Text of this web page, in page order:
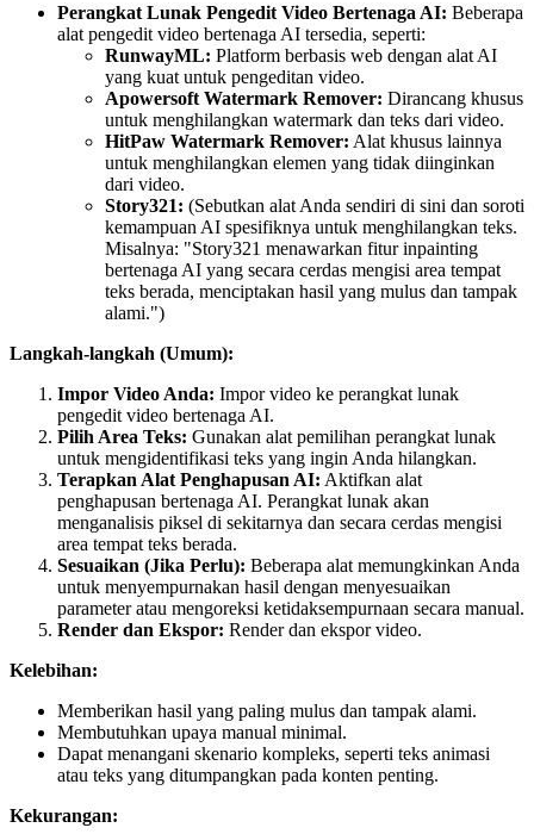
Perangkat Lunak Pengedit Video Bertenaga AI: Beberapa
alat pengedit video bertenaga AI tersedia, seperti:
RunwayML: Platform berbasis web dengan alat AI
yang kuat untuk pengeditan video.
Apowersoft Watermark Remover: Dirancang khusus
untuk menghilangkan watermark dan teks dari video.
HitPaw Watermark Remover: Alat khusus lainnya
untuk menghilangkan elemen yang tidak diinginkan
dari video.
Story321: (Sebutkan alat Anda sendiri di sini dan soroti
kemampuan AI spesifiknya untuk menghilangkan teks.
Misalnya: "Story321 menawarkan fitur inpainting
bertenaga AI yang secara cerdas mengisi area tempat
teks berada, menciptakan hasil yang mulus dan tampak
alami.")
Langkah-langkah (Umum):
Impor Video Anda: Impor video ke perangkat lunak
pengedit video bertenaga AI.
Pilih Area Teks: Gunakan alat pemilihan perangkat lunak
untuk mengidentifikasi teks yang ingin Anda hilangkan.
Terapkan Alat Penghapusan AI: Aktifkan alat
penghapusan bertenaga AI. Perangkat lunak akan
menganalisis piksel di sekitarnya dan secara cerdas mengisi
area tempat teks berada.
Sesuaikan (Jika Perlu): Beberapa alat memungkinkan Anda
untuk menyempurnakan hasil dengan menyesuaikan
parameter atau mengoreksi ketidaksempurnaan secara manual.
Render dan Ekspor: Render dan ekspor video.
Kelebihan:
Memberikan hasil yang paling mulus dan tampak alami.
Membutuhkan upaya manual minimal.
Dapat menangani skenario kompleks, seperti teks animasi
atau teks yang ditumpangkan pada konten penting.
Kekurangan: